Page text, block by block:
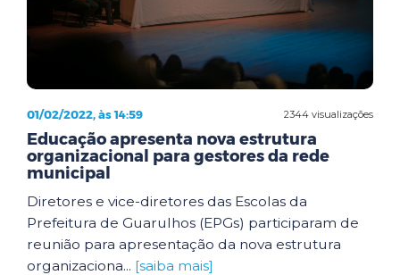
2344 visualizações
01/02/2022, às 14:59
Educação apresenta nova estrutura
organizacional para gestores da rede
municipal
Diretores e vice-diretores das Escolas da
Prefeitura de Guarulhos (EPGs) participaram de
reunião para apresentação da nova estrutura
organizaciona... [saiba mais]